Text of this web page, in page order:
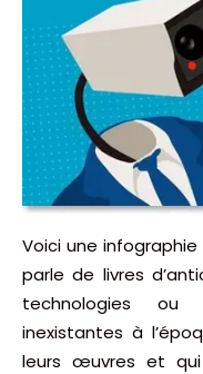
Voici une
parle de livres
technologies ou
inexistantes à
leurs œuvres et